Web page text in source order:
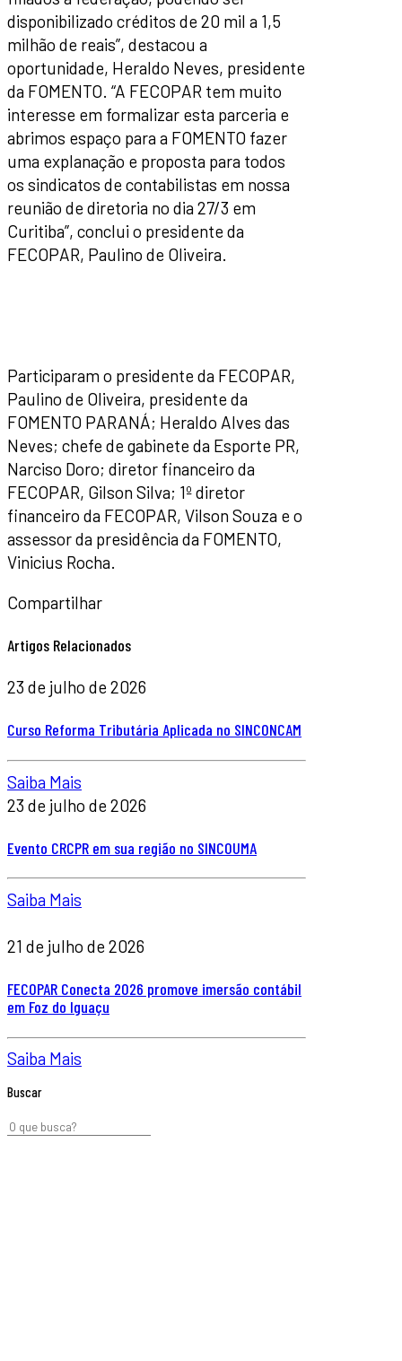
disponibilizado créditos de 20 mil a 1,5
milhão de reais”, destacou a
oportunidade, Heraldo Neves, presidente
da FOMENTO. “A FECOPAR tem muito
interesse em formalizar esta parceria e
abrimos espaço para a FOMENTO fazer
uma explanação e proposta para todos
os sindicatos de contabilistas em nossa
reunião de diretoria no dia 27/3 em
Curitiba”, conclui o presidente da
FECOPAR, Paulino de Oliveira.
Participaram o presidente da FECOPAR,
Paulino de Oliveira, presidente da
FOMENTO PARANÁ; Heraldo Alves das
Neves; chefe de gabinete da Esporte PR,
Narciso Doro; diretor financeiro da
FECOPAR, Gilson Silva; 1º diretor
financeiro da FECOPAR, Vilson Souza e o
assessor da presidência da FOMENTO,
Vinicius Rocha.
Compartilhar
Artigos Relacionados
23 de julho de 2026
Curso Reforma Tributária Aplicada no SINCONCAM
Saiba Mais
23 de julho de 2026
Evento CRCPR em sua região no SINCOUMA
Saiba Mais
21 de julho de 2026
FECOPAR Conecta 2026 promove imersão contábil
em Foz do Iguaçu
Saiba Mais
Buscar